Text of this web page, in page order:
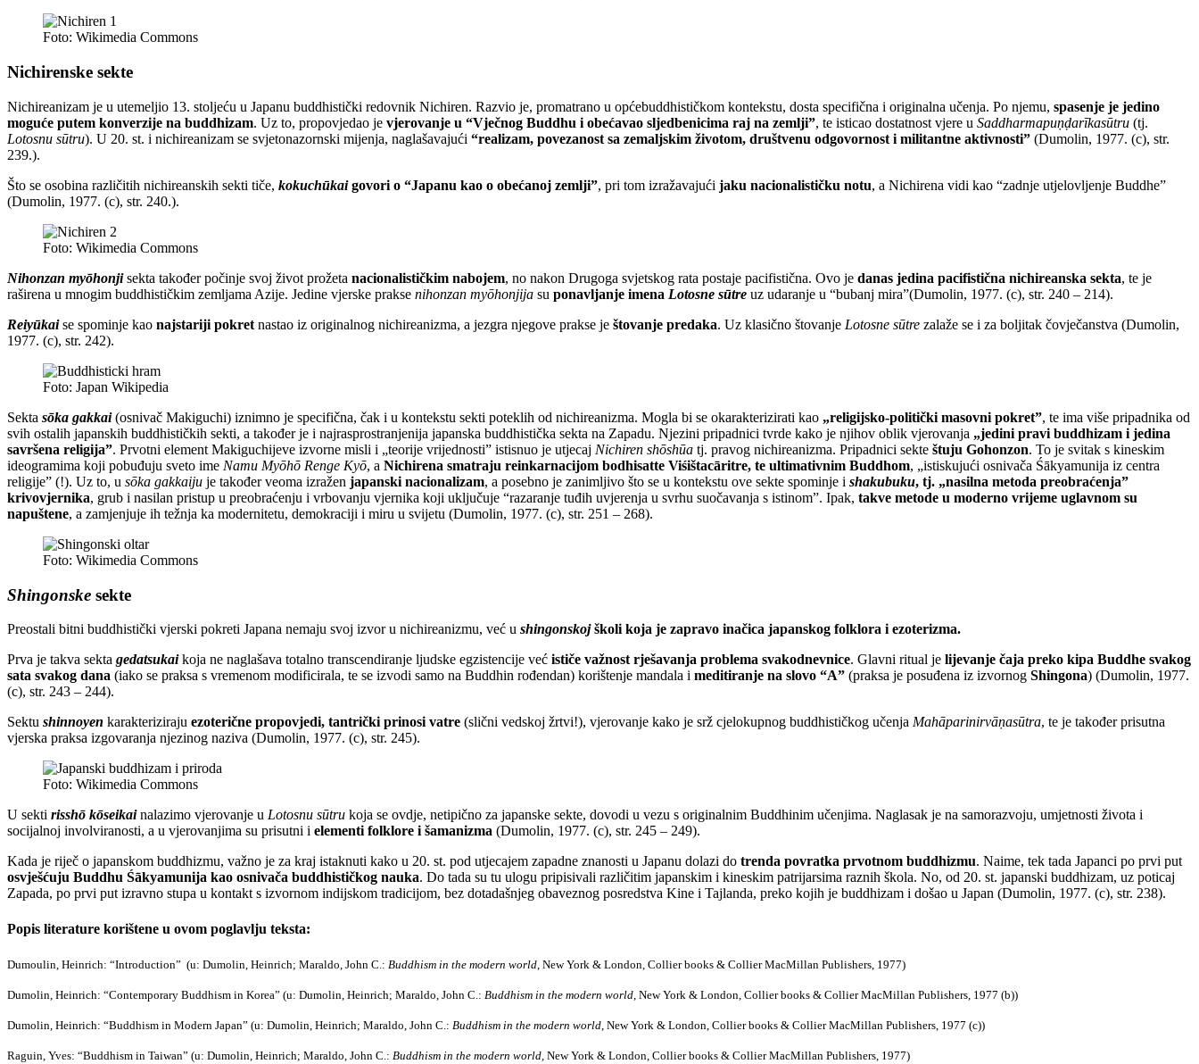
Foto: Wikimedia Commons
Nichirenske sekte
Nichireanizam je u utemeljio 13. stoljeću u Japanu buddhistički redovnik Nichiren. Razvio je, promatrano u općebuddhističkom kontekstu, dosta specifična i originalna učenja. Po njemu, spasenje je jedino
moguće putem konverzije na buddhizam. Uz to, propovjedao je vjerovanje u “Vječnog Buddhu i obećavao sljedbenicima raj na zemlji”, te isticao dostatnost vjere u Saddharmapuṇḍarīkasūtru (tj.
Lotosnu sūtru). U 20. st. i nichireanizam se svjetonazornski mijenja, naglašavajući “realizam, povezanost sa zemaljskim životom, društvenu odgovornost i militantne aktivnosti” (Dumolin, 1977. (c), str.
239.).
Što se osobina različitih nichireanskih sekti tiče, kokuchūkaigovori o “Japanu kao o obećanoj zemlji”, pri tom izražavajući jaku nacionalističku notu, a Nichirena vidi kao “zadnje utjelovljenje Buddhe”
(Dumolin, 1977. (c), str. 240.).
Foto: Wikimedia Commons
Nihonzan myōhonji sekta također počinje svoj život prožeta nacionalističkim nabojem, no nakon Drugoga svjetskog rata postaje pacifistična. Ovo je danas jedina pacifistična nichireanska sekta, te je
raširena u mnogim buddhističkim zemljama Azije. Jedine vjerske prakse nihonzan myōhonjija su ponavljanje imena Lotosne sūtre uz udaranje u “bubanj mira”(Dumolin, 1977. (c), str. 240 – 214).
Reiyūkaise spominje kao najstariji pokret nastao iz originalnog nichireanizma, a jezgra njegove prakse je štovanje predaka. Uz klasično štovanje Lotosne sūtre zalaže se i za boljitak čovječanstva (Dumolin,
1977. (c), str. 242).
Foto: Japan Wikipedia
Sekta sōka gakkai (osnivač Makiguchi) iznimno je specifična, čak i u kontekstu sekti poteklih od nichireanizma. Mogla bi se okarakterizirati kao „religijsko-politički masovni pokret”, te ima više pripadnika od
svih ostalih japanskih buddhističkih sekti, a također je i najrasprostranjenija japanska buddhistička sekta na Zapadu. Njezini pripadnici tvrde kako je njihov oblik vjerovanja „jedini pravi buddhizam i jedina
savršena religija”. Prvotni element Makiguchijeve izvorne misli i „teorije vrijednosti” istisnuo je utjecaj Nichiren shōshūa tj. pravog nichireanizma. Pripadnici sekte štuju Gohonzon. To je svitak s kineskim
ideogramima koji pobuđuju sveto ime Namu Myōhō Renge Kyō, a Nichirena smatraju reinkarnacijom bodhisatte Viśištacāritre, te ultimativnim Buddhom, „istiskujući osnivača Śākyamunija iz centra
religije” (!). Uz to, u sōka gakkaiju je također veoma izražen japanski nacionalizam, a posebno je zanimljivo što se u kontekstu ove sekte spominje i shakubuku, tj. „nasilna metoda preobraćenja”
krivovjernika, grub i nasilan pristup u preobraćenju i vrbovanju vjernika koji uključuje “razaranje tuđih uvjerenja u svrhu suočavanja s istinom”. Ipak, takve metode u moderno vrijeme uglavnom su
napuštene, a zamjenjuje ih težnja ka modernitetu, demokraciji i miru u svijetu (Dumolin, 1977. (c), str. 251 – 268).
Foto: Wikimedia Commons
Shingonske sekte
Preostali bitni buddhistički vjerski pokreti Japana nemaju svoj izvor u nichireanizmu, već u shingonskojškoli koja je zapravo inačica japanskog folklora i ezoterizma.
Prva je takva sekta gedatsukai koja ne naglašava totalno transcendiranje ljudske egzistencije već ističe važnost rješavanja problema svakodnevnice. Glavni ritual je lijevanje čaja preko kipa Buddhe svakog
sata svakog dana (iako se praksa s vremenom modificirala, te se izvodi samo na Buddhin rođendan) korištenje mandala i meditiranje na slovo “A” (praksa je posuđena iz izvornog Shingona) (Dumolin, 1977.
(c), str. 243 – 244).
Sektu shinnoyen karakteriziraju ezoterične propovjedi, tantrički prinosi vatre (slični vedskoj žrtvi!), vjerovanje kako je srž cjelokupnog buddhističkog učenja Mahāparinirvāṇasūtra, te je također prisutna
vjerska praksa izgovaranja njezinog naziva (Dumolin, 1977. (c), str. 245).
Foto: Wikimedia Commons
U sekti risshō kōseikainalazimo vjerovanje u Lotosnu sūtru koja se ovdje, netipično za japanske sekte, dovodi u vezu s originalnim Buddhinim učenjima. Naglasak je na samorazvoju, umjetnosti života i
socijalnoj involviranosti, a u vjerovanjima su prisutni i elementi folklore i šamanizma (Dumolin, 1977. (c), str. 245 – 249).
Kada je riječ o japanskom buddhizmu, važno je za kraj istaknuti kako u 20. st. pod utjecajem zapadne znanosti u Japanu dolazi do trenda povratka prvotnom buddhizmu. Naime, tek tada Japanci po prvi put
osvješćuju Buddhu Śākyamunija kao osnivača buddhističkog nauka. Do tada su tu ulogu pripisivali različitim japanskim i kineskim patrijarsima raznih škola. No, od 20. st. japanski buddhizam, uz poticaj
Zapada, po prvi put izravno stupa u kontakt s izvornom indijskom tradicijom, bez dotadašnjeg obaveznog posredstva Kine i Tajlanda, preko kojih je buddhizam i došao u Japan (Dumolin, 1977. (c), str. 238).
Popis literature korištene u ovom poglavlju teksta:
Dumoulin, Heinrich: “Introduction” (u: Dumolin, Heinrich; Maraldo, John C.: Buddhism in the modern world , New York & London, Collier books & Collier MacMillan Publishers, 1977)
Dumolin, Heinrich: “Contemporary Buddhism in Korea” (u: Dumolin, Heinrich; Maraldo, John C.: Buddhism in the modern world , New York & London, Collier books & Collier MacMillan Publishers, 1977 (b))
Dumolin, Heinrich: “Buddhism in Modern Japan” (u: Dumolin, Heinrich; Maraldo, John C.: Buddhism in the modern world , New York & London, Collier books & Collier MacMillan Publishers, 1977 (c))
Raguin, Yves: “Buddhism in Taiwan” (u: Dumolin, Heinrich; Maraldo, John C.: Buddhism in the modern world , New York & London, Collier books & Collier MacMillan Publishers, 1977)